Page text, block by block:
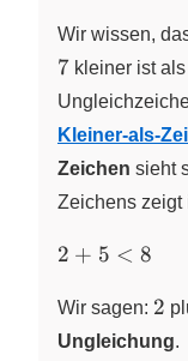
8
Wir wissen,
7 kleiner ist
Kleiner-als-
Zeichen sieht
Zeichens zeigt
2+5
2 + 5 < 8
Wir sagen: 2
2
Ungleichung.